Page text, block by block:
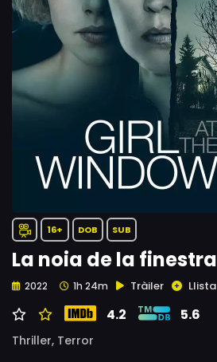
16+ DOB SUB
La noia de la finestra
2022 1h 24m Tràiler Llista
4.2 5.6
Thriller, Terror